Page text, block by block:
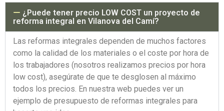
¿Puede tener precio LOW COST un proyecto de
reforma integral en Vilanova del Camí?
Las reformas integrales dependen de muchos factores
como la calidad de los materiales o el coste por hora de
los trabajadores (nosotros realizamos precios por hora
low cost), asegúrate de que te desglosen al máximo
todos los precios. En nuestra web puedes ver un
ejemplo de presupuesto de reformas integrales para